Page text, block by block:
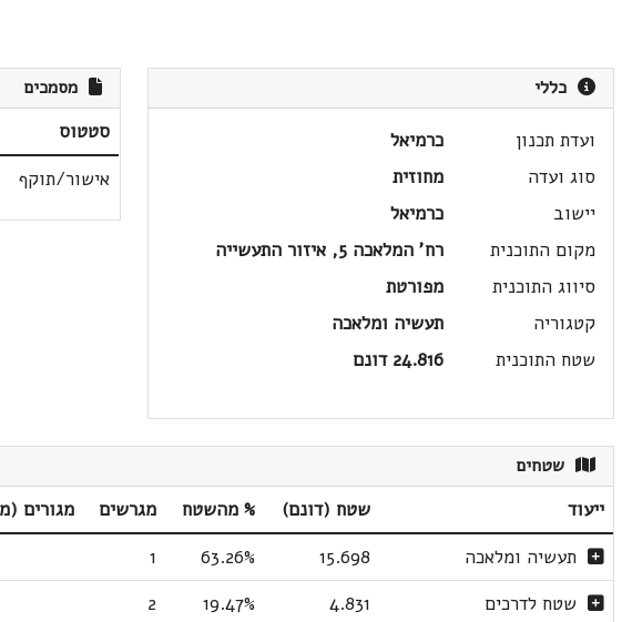
כללי
ועדת תכנון
כרמיאל
סוג ועדה
מחוזית
יישוב
כרמיאל
מקום התוכנית
רח' המלאכה 5, איזור התעשייה
סיווג התוכנית
מפורטת
קטגוריה
תעשיה ומלאכה
שטח התוכנית
24.816 דונם
מסמכים
סטטוס
אישור/תוקף
שטחים
ייעוד שטח (דונם) % מהשטח מגרשים מגורים
תעשיה ומלאכה
15.698
63.26%
1
שטח לדרכים
4.831
19.47%
2